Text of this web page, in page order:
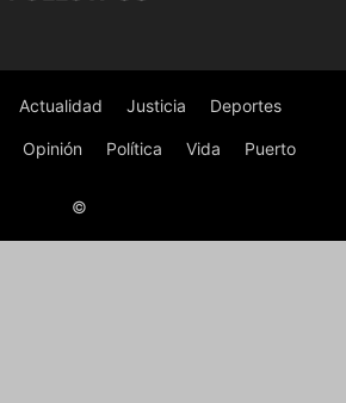
Actualidad Justicia Deportes
Opinión Política Vida Puerto
©